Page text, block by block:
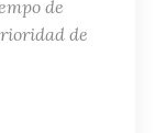
de
de